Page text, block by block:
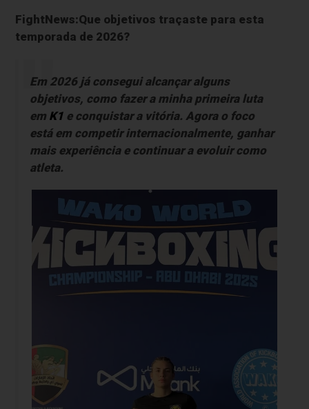
FightNews:Que objetivos traçaste para esta
temporada de 2026?
Em 2026 já consegui alcançar alguns
objetivos, como fazer a minha primeira luta
em K1 e conquistar a vitória. Agora o foco
está em competir internacionalmente, ganhar
mais experiência e continuar a evoluir como
atleta.